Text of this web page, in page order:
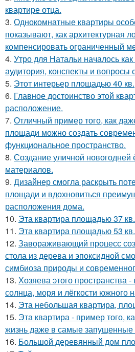
квартире отца.
3. Однокомнатные квартиры
показывают, как архитектурная
компенсировать ограниченный
4. Утро для Натальи началось
аудитория, конспекты и вопросы
5. Этот интерьер площадью 40 кв.
6. Главное достоинство этой
расположение.
7. Отличный пример того, как
площади можно создать
функциональное пространство.
8. Создание уличной новогодней
материалов.
9. Дизайнер смогла раскрыть
площади и вдохновиться
расположения дома.
10. Эта квартира площадью 37 кв.
11. Эта квартира площадью 53 кв.
12. Завораживающий процесс
стола из дерева и эпоксидной
симбиоза природы и
13. Хозяева этого пространства
солнца, моря и лёгкости южного
14. Эта небольшая квартира,
15. Эта квартира - пример того,
жизнь даже в самые запущенные
16. Большой деревянный дом